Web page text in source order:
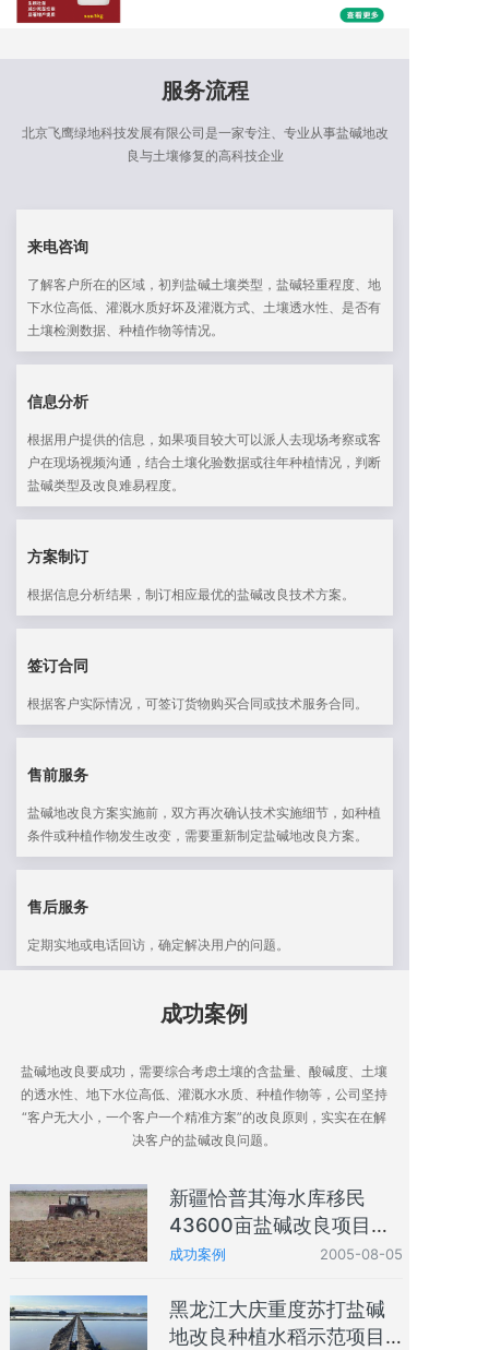
服务流程
北京飞鹰绿地科技发展有限公司是一家专注、专业从事盐碱地改
良与土壤修复的高科技企业
来电咨询
了解客户所在的区域，初判盐碱土壤类型，盐碱轻重程度、地
下水位高低、灌溉水质好坏及灌溉方式、土壤透水性、是否有
土壤检测数据、种植作物等情况。
信息分析
根据用户提供的信息，如果项目较大可以派人去现场考察或客
户在现场视频沟通，结合土壤化验数据或往年种植情况，判断
盐碱类型及改良难易程度。
方案制订
根据信息分析结果，制订相应最优的盐碱改良技术方案。
签订合同
根据客户实际情况，可签订货物购买合同或技术服务合同。
售前服务
盐碱地改良方案实施前，双方再次确认技术实施细节，如种植
条件或种植作物发生改变，需要重新制定盐碱地改良方案。
售后服务
定期实地或电话回访，确定解决用户的问题。
成功案例
新疆恰普其海水库移民
43600亩盐碱改良项目
（2005年，新疆伊犁州恰
项目全部采用我公司盐碱
地改良技术）
成功案例 2005-08-05
黑龙江大庆重度苏打盐碱
地改良种植水稻示范项目
盐碱地改良要成功，需要综合考虑土壤的含盐量、酸碱度、土壤
的透水性、地下水位高低、灌溉水水质、种植作物等，公司坚持
“客户无大小，一个客户一个精准方案”的改良原则，实实在在解
决客户的盐碱改良问题。